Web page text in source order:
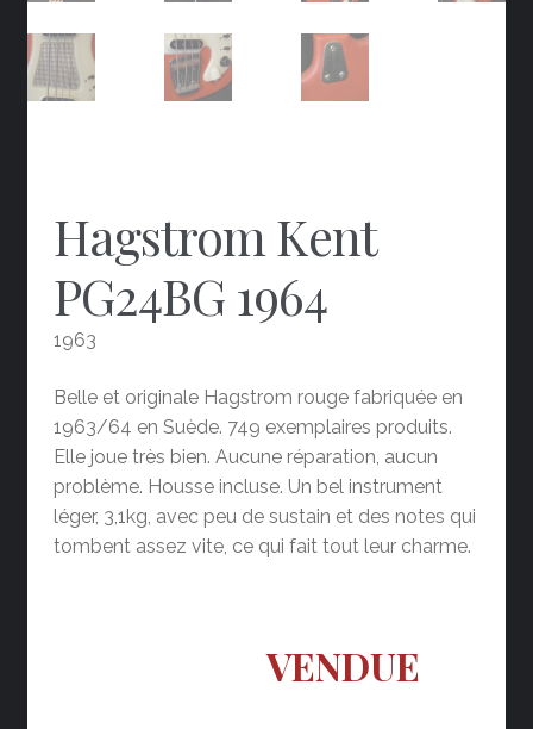
Hagstrom Kent
PG24BG 1964
1963
Belle et originale Hagstrom rouge fabriquée en
1963/64 en Suède. 749 exemplaires produits.
Elle joue très bien. Aucune réparation, aucun
problème. Housse incluse. Un bel instrument
léger, 3,1kg, avec peu de sustain et des notes qui
tombent assez vite, ce qui fait tout leur charme.
VENDUE